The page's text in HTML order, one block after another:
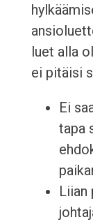
luet alla
ei pitäisi
Ei
tapa
Liian